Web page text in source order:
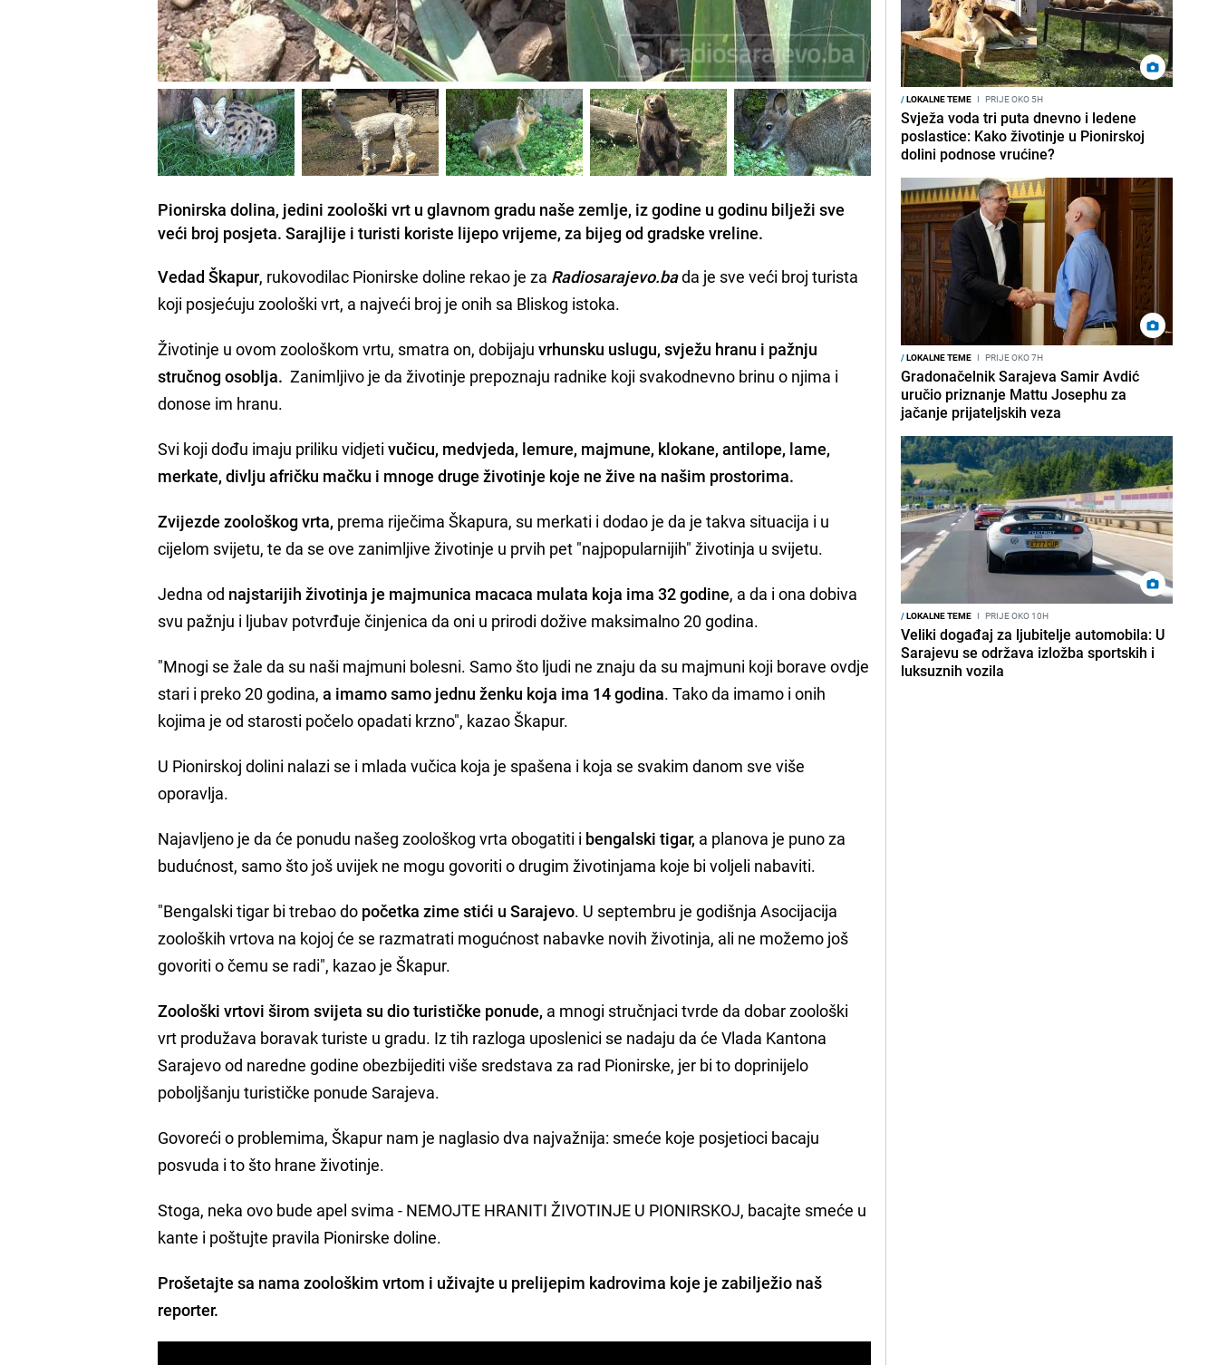
Pionirska dolina, jedini zoološki vrt u glavnom gradu naše zemlje, iz godine u godinu bilježi sve
veći broj posjeta. Sarajlije i turisti koriste lijepo vrijeme, za bijeg od gradske vreline.
Vedad Škapur, rukovodilac Pionirske doline rekao je za Radiosarajevo.bada je sve veći broj turista
koji posjećuju zoološki vrt, a najveći broj je onih sa Bliskog istoka.
Životinje u ovom zoološkom vrtu, smatra on, dobijajuvrhunsku uslugu, svježu hranu i pažnju
stručnog osoblja. Zanimljivo je da životinje prepoznaju radnike koji svakodnevno brinu o njima i
donose im hranu.
Svi koji dođu imaju priliku vidjetivučicu, medvjeda, lemure, majmune, klokane, antilope, lame,
merkate, divlju afričku mačku i mnoge druge životinje koje ne žive na našim prostorima.
Zvijezde zoološkog vrta, prema riječima Škapura, su merkati i dodao je da je takva situacija i u
cijelom svijetu, te da se ove zanimljive životinje u prvih pet "najpopularnijih" životinja u svijetu.
Jedna od najstarijih životinja je majmunica macaca mulata koja ima 32 godine, a da i ona dobiva
svu pažnju i ljubav potvrđuje činjenica da oni u prirodi dožive maksimalno 20 godina.
"Mnogi se žale da su naši majmuni bolesni. Samo što ljudi ne znaju da su majmuni koji borave ovdje
stari i preko 20 godina,a imamo samo jednu ženku koja ima 14 godina. Tako da imamo i onih
kojima je od starosti počelo opadati krzno", kazao Škapur.
U Pionirskoj dolini nalazi se i mlada vučica koja je spašena i koja se svakim danom sve više
oporavlja.
Najavljeno je da će ponudu našeg zoološkog vrta obogatiti i bengalski tigar, a planova je puno za
budućnost, samo što još uvijek ne mogu govoriti o drugim životinjama koje bi voljeli nabaviti.
"Bengalski tigar bi trebao do početka zime stići u Sarajevo. U septembru je godišnja Asocijacija
zooloških vrtova na kojoj će se razmatrati mogućnost nabavke novih životinja, ali ne možemo još
govoriti o čemu se radi", kazao je Škapur.
Zoološki vrtovi širom svijeta su dio turističke ponude, a mnogi stručnjaci tvrde da dobar zoološki
vrt produžava boravak turiste u gradu. Iz tih razloga uposlenici se nadaju da će Vlada Kantona
Sarajevo od naredne godine obezbijediti više sredstava za rad Pionirske, jer bi to doprinijelo
poboljšanju turističke ponude Sarajeva.
Govoreći o problemima, Škapur nam je naglasio dva najvažnija: smeće koje posjetioci bacaju
posvuda i to što hrane životinje.
Stoga, neka ovo bude apel svima - NEMOJTE HRANITI ŽIVOTINJE U PIONIRSKOJ, bacajte smeće u
kante i poštujte pravila Pionirske doline.
Prošetajte sa nama zoološkim vrtom i uživajte u prelijepim kadrovima koje je zabilježio naš
reporter.
/LOKALNE TEME I PRIJE OKO 5H
Svježa voda tri puta dnevno i ledene
poslastice: Kako životinje u Pionirskoj
dolini podnose vrućine?
/LOKALNE TEME I PRIJE OKO 7H
Gradonačelnik Sarajeva Samir Avdić
uručio priznanje Mattu Josephu za
jačanje prijateljskih veza
/LOKALNE TEME I PRIJE OKO 10H
Veliki događaj za ljubitelje automobila: U
Sarajevu se održava izložba sportskih i
luksuznih vozila